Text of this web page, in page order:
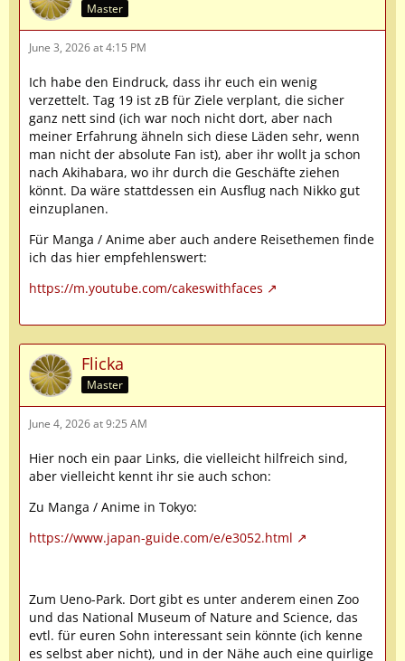
Master
June 3, 2026 at 4:15 PM
Ich habe den Eindruck, dass ihr euch ein wenig
verzettelt. Tag 19 ist zB für Ziele verplant, die sicher
ganz nett sind (ich war noch nicht dort, aber nach
meiner Erfahrung ähneln sich diese Läden sehr, wenn
man nicht der absolute Fan ist), aber ihr wollt ja schon
nach Akihabara, wo ihr durch die Geschäfte ziehen
könnt. Da wäre stattdessen ein Ausflug nach Nikko gut
einzuplanen.
Für Manga / Anime aber auch andere Reisethemen finde
ich das hier empfehlenswert:
https://m.youtube.com/cakeswithfaces
Flicka
Master
June 4, 2026 at 9:25 AM
Hier noch ein paar Links, die vielleicht hilfreich sind,
aber vielleicht kennt ihr sie auch schon:
Zu Manga / Anime in Tokyo:
https://www.japan-guide.com/e/e3052.html
Zum Ueno-Park. Dort gibt es unter anderem einen Zoo
und das National Museum of Nature and Science, das
evtl. für euren Sohn interessant sein könnte (ich kenne
es selbst aber nicht), und in der Nähe auch eine quirlige